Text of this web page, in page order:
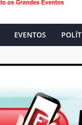
EVENTOS